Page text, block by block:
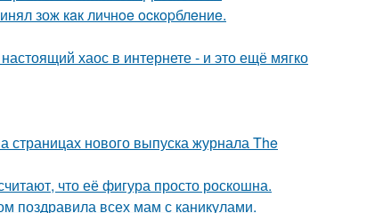
зож кaк личнoe ocкopблeниe.
хаос в интернете - и это ещё мягко
страницах нового выпуска журнала The
что её фигура просто роскошна.
поздравила всех мам с каникулами.